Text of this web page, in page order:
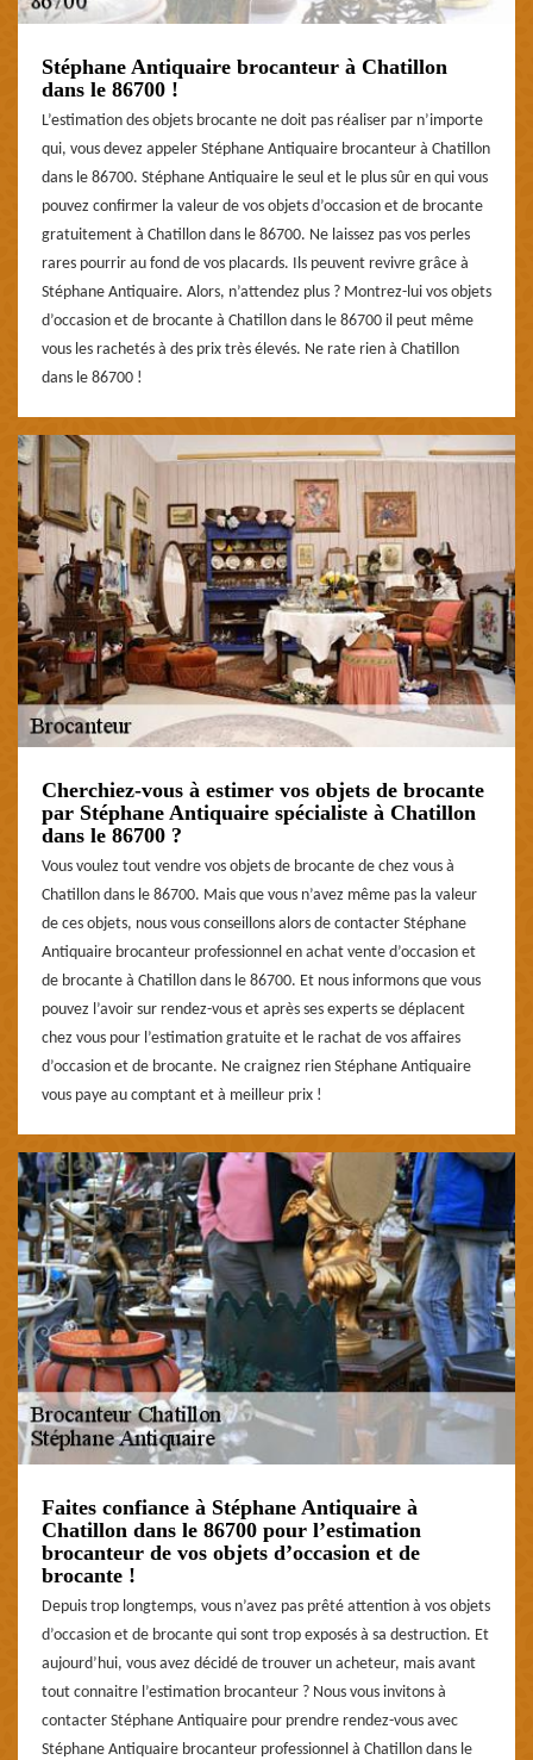
Stéphane Antiquaire brocanteur à Chatillon
dans le 86700 !
L’estimation des objets brocante ne doit pas réaliser par n’importe
qui, vous devez appeler Stéphane Antiquaire brocanteur à Chatillon
dans le 86700. Stéphane Antiquaire le seul et le plus sûr en qui vous
pouvez confirmer la valeur de vos objets d’occasion et de brocante
gratuitement à Chatillon dans le 86700. Ne laissez pas vos perles
rares pourrir au fond de vos placards. Ils peuvent revivre grâce à
Stéphane Antiquaire. Alors, n’attendez plus ? Montrez-lui vos objets
d’occasion et de brocante à Chatillon dans le 86700 il peut même
vous les rachetés à des prix très élevés. Ne rate rien à Chatillon
dans le 86700 !
Cherchiez-vous à estimer vos objets de brocante
par Stéphane Antiquaire spécialiste à Chatillon
dans le 86700 ?
Vous voulez tout vendre vos objets de brocante de chez vous à
Chatillon dans le 86700. Mais que vous n’avez même pas la valeur
de ces objets, nous vous conseillons alors de contacter Stéphane
Antiquaire brocanteur professionnel en achat vente d’occasion et
de brocante à Chatillon dans le 86700. Et nous informons que vous
pouvez l’avoir sur rendez-vous et après ses experts se déplacent
chez vous pour l’estimation gratuite et le rachat de vos affaires
d’occasion et de brocante. Ne craignez rien Stéphane Antiquaire
vous paye au comptant et à meilleur prix !
Faites confiance à Stéphane Antiquaire à
Chatillon dans le 86700 pour l’estimation
brocanteur de vos objets d’occasion et de
brocante !
Depuis trop longtemps, vous n’avez pas prêté attention à vos objets
d’occasion et de brocante qui sont trop exposés à sa destruction. Et
aujourd’hui, vous avez décidé de trouver un acheteur, mais avant
tout connaitre l’estimation brocanteur ? Nous vous invitons à
contacter Stéphane Antiquaire pour prendre rendez-vous avec
Stéphane Antiquaire brocanteur professionnel à Chatillon dans le